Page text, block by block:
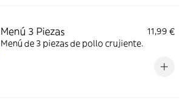
Menú 3 Piezas
11,99 €
Menú de 3 piezas de pollo crujiente.